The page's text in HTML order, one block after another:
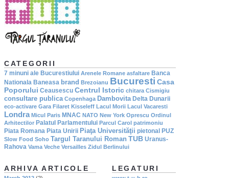
CATEGORII
7 minuni ale Bucurestiului Arenele Romane asfaltare Banca
Nationala Baneasa brand Brezoianu Bucuresti Casa
Poporului Ceausescu Centrul Istoric chitara Cismigiu
consultare publica Copenhaga Dambovita Delta Dunarii
eco-activare Gara Filaret Kisseleff Lacul Morii Lacul Vacaresti
Londra Micul Paris MNAC NATO New York Oprescu Ordinul
Arhitectilor Palatul Parlamentului Parcul Carol patrimoniu
Piata Romana Piata Unirii Piaţa Universităţii pietonal PUZ
Slow Food Soho Targul Taranului Roman TUB Uranus-
Rahova Vama Veche Versailles Zidul Berlinului
LEGATURI
ARHIVA ARTICOLE